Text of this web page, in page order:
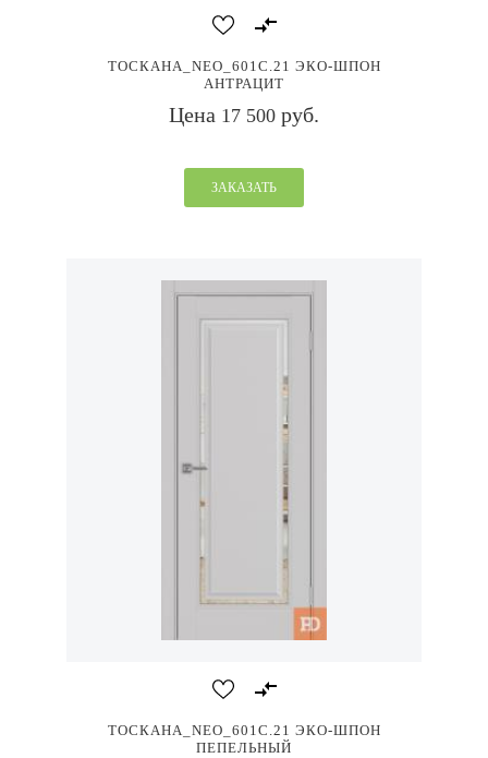
ТОСКАНА_NEO_601С.21 ЭКО-ШПОН
АНТРАЦИТ
Цена 17 500 руб.
ЗАКАЗАТЬ
ТОСКАНА_NEO_601С.21 ЭКО-ШПОН
ПЕПЕЛЬНЫЙ